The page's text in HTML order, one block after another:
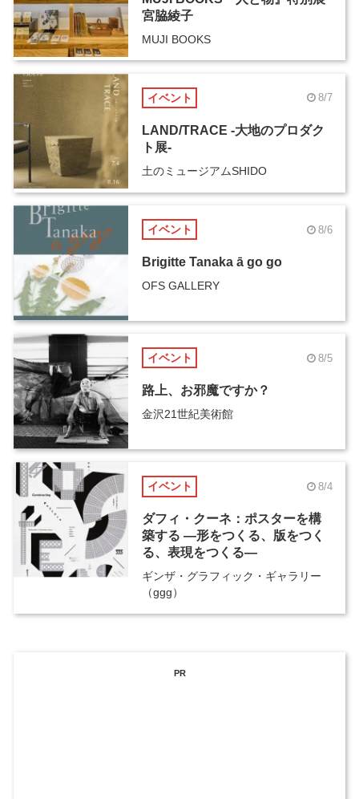
宮脇綾子
MUJI BOOKS
イベント 8/7
LAND/TRACE -大地のプロダク
ト展-
土のミュージアムSHIDO
イベント 8/6
Brigitte Tanaka ā go go
OFS GALLERY
イベント 8/5
路上、お邪魔ですか？
金沢21世紀美術館
イベント 8/4
ダフィ・クーネ：ポスターを構
築する ―形をつくる、版をつく
る、表現をつくる―
ギンザ・グラフィック・ギャラリー
（ggg）
PR